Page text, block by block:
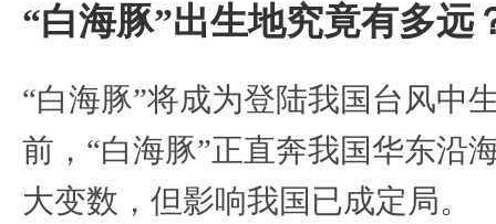
“白海豚”出生地究竟有多远
“白海豚”将成为登陆我国台风中
前，“白海豚”正直奔我国华东沿
大变数，但影响我国已成定局。